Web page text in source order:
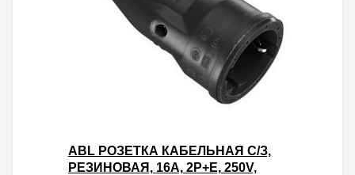
ABL РОЗЕТКА КАБЕЛЬНАЯ С/З,
РЕЗИНОВАЯ, 16A, 2P+E, 250V,